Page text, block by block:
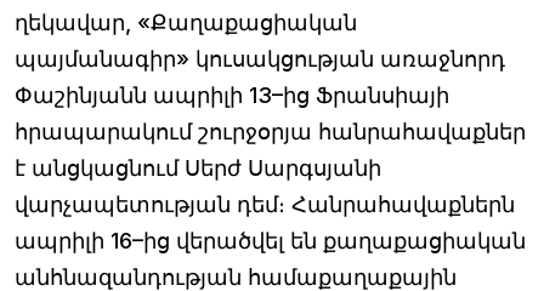
ղեկավար, «Քաղաքացիական
պայմանագիր» կուսակցության առաջնորդ
Փաշինյանն ապրիլի 13–ից Ֆրանսիայի
հրապարակում շուրջօրյա հանրահավաքներ
է անցկացնում Սերժ Սարգսյանի
վարչապետության դեմ։ Հանրահավաքներն
ապրիլի 16–ից վերածվել են քաղաքացիական
անհնազանդության համաքաղաքային